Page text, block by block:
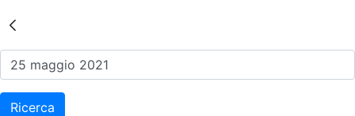
Risultati della Ricerca -
Ricerca